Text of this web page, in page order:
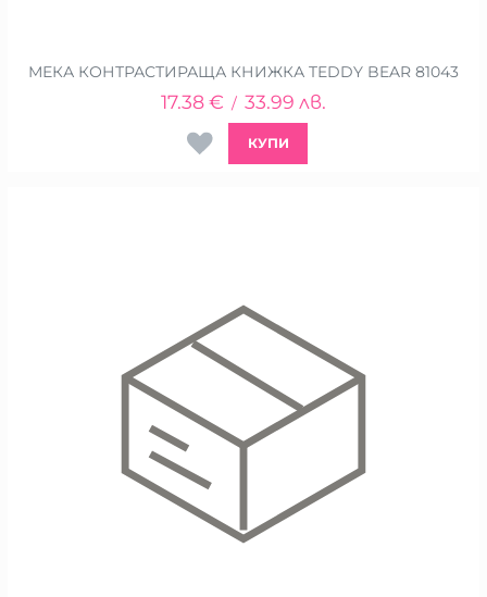
МЕКА КОНТРАСТИРАЩА КНИЖКА TEDDY BEAR 81043
17.38€ / 33.99 лв.
КУПИ